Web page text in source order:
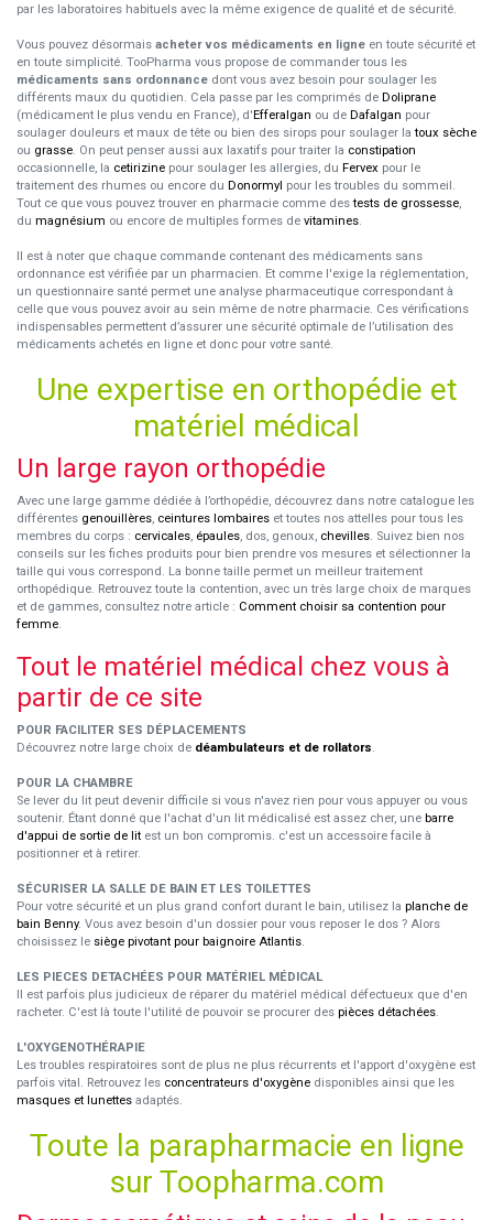
par les laboratoires habituels avec la même exigence de qualité et de sécurité.
Vous pouvez désormais acheter vos médicaments en ligne en toute sécurité et
en toute simplicité. TooPharma vous propose de commander tous les
médicaments sans ordonnance dont vous avez besoin pour soulager les
différents maux du quotidien. Cela passe par les comprimés de Doliprane
(médicament le plus vendu en France), d'Efferalgan ou de Dafalgan pour
soulager douleurs et maux de tête ou bien des sirops pour soulager latoux sèche
ou grasse. On peut penser aussi aux laxatifs pour traiter la constipation
occasionnelle, la cetirizine pour soulager les allergies, du Fervex pour le
traitement des rhumes ou encore du Donormyl pour les troubles du sommeil.
Tout ce que vous pouvez trouver en pharmacie comme destests de grossesse,
du magnésium ou encore de multiples formes de vitamines.
Il est à noter que chaque commande contenant des médicaments sans
ordonnance est vérifiée par un pharmacien. Et comme l'exige la réglementation,
un questionnaire santé permet une analyse pharmaceutique correspondant à
celle que vous pouvez avoir au sein même de notre pharmacie. Ces vérifications
indispensables permettent d’assurer une sécurité optimale de l’utilisation des
médicaments achetés en ligne et donc pour votre santé.
Une expertise en orthopédie et
matériel médical
Un large rayon orthopédie
Avec une large gamme dédiée à l’orthopédie, découvrez dans notre catalogue les
différentes genouillères, ceintures lombaires et toutes nos attelles pour tous les
membres du corps : cervicales, épaules, dos, genoux, chevilles. Suivez bien nos
conseils sur les fiches produits pour bien prendre vos mesures et sélectionner la
taille qui vous correspond. La bonne taille permet un meilleur traitement
orthopédique. Retrouvez toute la contention, avec un très large choix de marques
et de gammes, consultez notre article : Comment choisir sa contention pour
femme.
Tout le matériel médical chez vous à
partir de ce site
POUR FACILITER SES DÉPLACEMENTS
Découvrez notre large choix de déambulateurs et de rollators.
POUR LA CHAMBRE
Se lever du lit peut devenir difficile si vous n'avez rien pour vous appuyer ou vous
soutenir. Étant donné que l'achat d'un lit médicalisé est assez cher, une barre
d'appui de sortie de lit est un bon compromis. c'est un accessoire facile à
positionner et à retirer.
SÉCURISER LA SALLE DE BAIN ET LES TOILETTES
Pour votre sécurité et un plus grand confort durant le bain, utilisez la planche de
bain Benny. Vous avez besoin d'un dossier pour vous reposer le dos ? Alors
choisissez le siège pivotant pour baignoire Atlantis.
LES PIECES DETACHÉES POUR MATÉRIEL MÉDICAL
Il est parfois plus judicieux de réparer du matériel médical défectueux que d'en
racheter. C'est là toute l'utilité de pouvoir se procurer des pièces détachées.
L'OXYGENOTHÉRAPIE
Les troubles respiratoires sont de plus ne plus récurrents et l'apport d'oxygène est
parfois vital. Retrouvez les concentrateurs d'oxygène disponibles ainsi que les
masques et lunettes adaptés.
Toute la parapharmacie en ligne
sur Toopharma.com